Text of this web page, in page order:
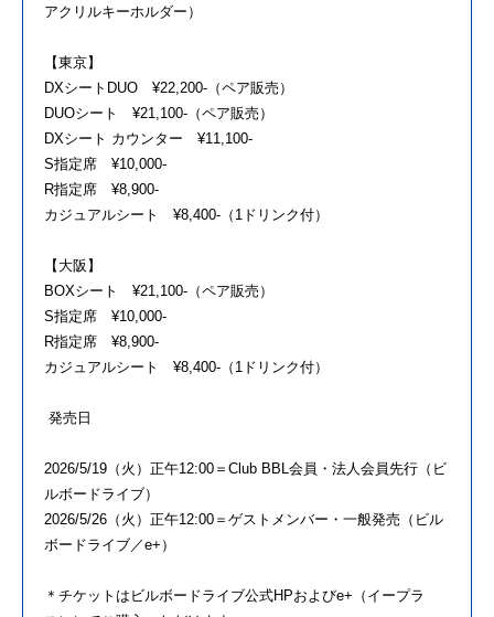
アクリルキーホルダー）
【東京】
DXシートDUO ¥22,200-（ペア販売）
DUOシート ¥21,100-（ペア販売）
DXシート カウンター ¥11,100-
S指定席 ¥10,000-
R指定席 ¥8,900-
カジュアルシート ¥8,400-（1ドリンク付）
【大阪】
BOXシート ¥21,100-（ペア販売）
S指定席 ¥10,000-
R指定席 ¥8,900-
カジュアルシート ¥8,400-（1ドリンク付）
発売日
2026/5/19（火）正午12:00＝Club BBL会員・法人会員先行（ビ
ルボードライブ）
2026/5/26（火）正午12:00＝ゲストメンバー・一般発売（ビル
ボードライブ／e+）
＊チケットはビルボードライブ公式HPおよびe+（イープラ